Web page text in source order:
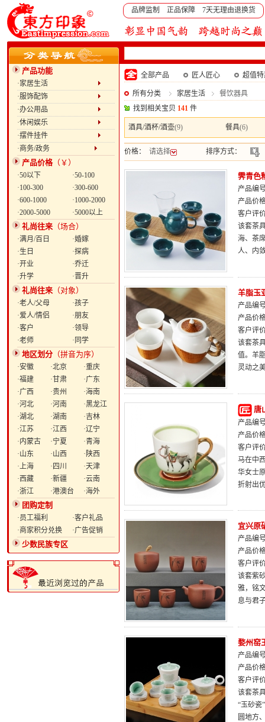
品牌监制 正品保障 7天无理由退换货
产品功能
·家居生活
·服饰配饰
·办公用品
·休闲娱乐
·摆件挂件
·商务/政务
产品价格（￥）
·50以下
·50-100
·100-300
·300-600
·600-1000
·1000-2000
·2000-5000
·5000以上
礼尚往来 （场合）
·满月/百日
·婚嫁
·生日
·探病
·开业
·乔迁
·升学
·晋升
礼尚往来 （对象）
·老人/父母
·孩子
·爱人/情侣
·朋友
·客户
·领导
·老师
·同学
地区划分 （拼音为序）
·安徽 ·北京
·重庆
·福建
·甘肃
·广东
·广西
·贵州
·海南
·河北
·河南
·黑龙江
·湖北
·湖南
·吉林
·江苏
·江西
·辽宁
·内蒙古
·宁夏
·青海
·山东
·山西
·陕西
·上海
·四川
·天津
·西藏
·新疆
·云南
·浙江
·港澳台 ·海外
团购定制
·员工福利
·客户礼品
·商家积分兑换
·广告促销
少数民族专区
全部产品 匠人匠心 超值
所有分类 家居生活
餐饮器具
找到相关宝贝 141 件
酒具/酒杯/酒壶(9) 餐具(6)
价格： 请选择 排序方式：
霁青色
产品编
产品价
客户评
该套茶
海、茶
人、内
羊脂玉
产品编
产品价
客户评
该套茶
值。羊
灵动之
唐
产品编
产品价
客户评
马在中
华女士
折射出
宜兴原
产品编
产品价
客户评
该套紫
雅，铭
息与君
婺州窑
产品编
产品价
客户评
该套茶
“玉砂瓷
圆地方